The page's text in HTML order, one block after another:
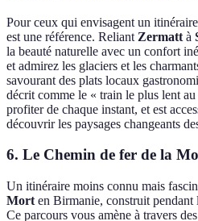
Pour ceux qui envisagent un
est une référence. Reliant Zermatt à
la beauté naturelle avec un confort
et admirez les glaciers et les
savourant des plats locaux
décrit comme le « train le plus lent
profiter de chaque instant, et est
découvrir les paysages changeants
6. Le Chemin de fer de la
Un itinéraire moins connu mais
Mort en Birmanie, construit pendant
Ce parcours vous amène à travers